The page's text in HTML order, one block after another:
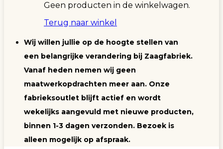
Geen producten in de winkelwagen.
Terug naar winkel
Wij willen jullie op de hoogte stellen van
een belangrijke verandering bij Zaagfabriek.
Vanaf heden nemen wij geen
maatwerkopdrachten meer aan. Onze
fabrieksoutlet blijft actief en wordt
wekelijks aangevuld met nieuwe producten,
binnen 1-3 dagen verzonden. Bezoek is
alleen mogelijk op afspraak.